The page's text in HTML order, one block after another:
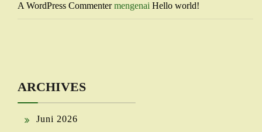
A WordPress Commentermengenai Hello world!
ARCHIVES
Juni 2026